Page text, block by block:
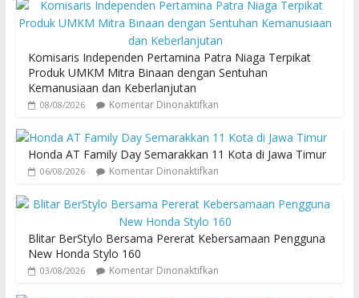
Komisaris Independen Pertamina Patra Niaga Terpikat
Produk UMKM Mitra Binaan dengan Sentuhan
Kemanusiaan dan Keberlanjutan
08/08/2026 Komentar Dinonaktifkan
Honda AT Family Day Semarakkan 11 Kota di Jawa Timur
06/08/2026 Komentar Dinonaktifkan
Blitar BerStylo Bersama Pererat Kebersamaan Pengguna
New Honda Stylo 160
03/08/2026 Komentar Dinonaktifkan